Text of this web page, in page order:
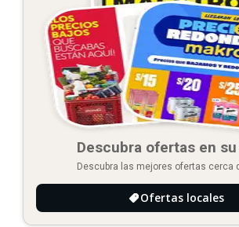
Descubra ofertas en
Descubra las mejores ofertas cerca
Ofertas locales